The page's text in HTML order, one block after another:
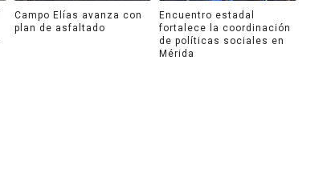
Campo Elías avanza con
plan de asfaltado
Encuentro estadal
fortalece la coordinación
de políticas sociales en
Mérida